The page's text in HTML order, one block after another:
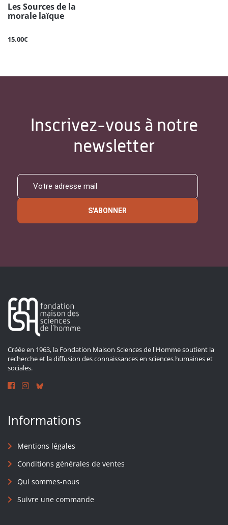
Les Sources de la
morale laïque
15.00€
Inscrivez-vous à notre
newsletter
S'ABONNER
Créée en 1963, la Fondation Maison Sciences de l'Homme soutient la
recherche et la diffusion des connaissances en sciences humaines et
sociales.
Informations
Mentions légales
Conditions générales de ventes
Qui sommes-nous
Suivre une commande